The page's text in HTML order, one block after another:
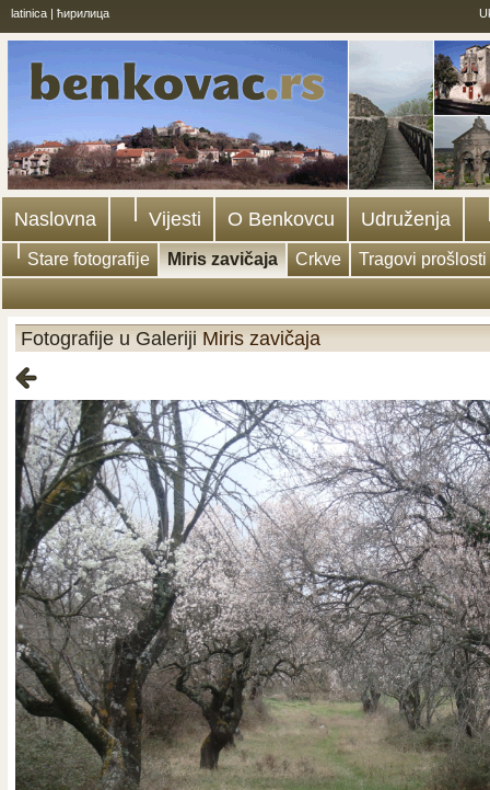
latinica | ћирилица
Naslovna Vijesti O Benkovcu Udruženja
Stare fotografije Miris zavičaja Crkve Tragovi prošlosti
Fotografije u Galeriji Miris zavičaja